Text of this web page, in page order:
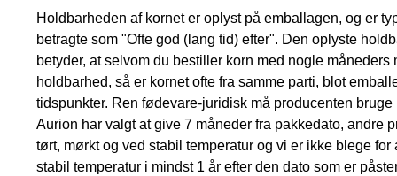
Holdbarheden af kornet er oplyst på emballagen, og er
betragte som "Ofte god (lang tid) efter". Den oplyste
betyder, at selvom du bestiller korn med nogle
holdbarhed, så er kornet ofte fra samme parti, blot
tidspunkter. Ren fødevare-juridisk må producenten
Aurion har valgt at give 7 måneder fra pakkedato, andre
tørt, mørkt og ved stabil temperatur og vi er ikke blege
stabil temperatur i mindst 1 år efter den dato som er